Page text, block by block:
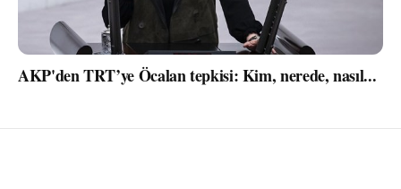
AKP'den TRT’ye Öcalan tepkisi: Kim, nerede, nasıl...